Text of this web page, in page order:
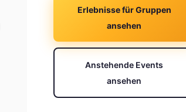
Erlebnisse für Gruppen
ansehen
Anstehende Events
ansehen